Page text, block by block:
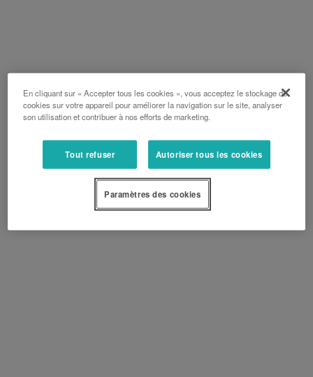
En cliquant sur « Accepter tous les cookies », vous acceptez le stockage de
cookies sur votre appareil pour améliorer la navigation sur le site, analyser
son utilisation et contribuer à nos efforts de marketing.
Tout refuser Autoriser tous les cookies
Paramètres des cookies